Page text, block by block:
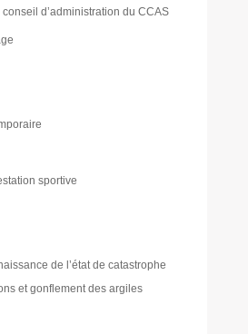
d’administration du CCAS
sportive
de l’état de catastrophe
et gonflement des argiles